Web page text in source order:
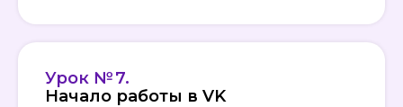
Урок № 7.
Начало работы в VK